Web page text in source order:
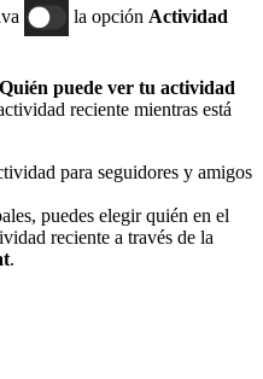
la opción Actividad
Quién puede ver tu actividad
reciente mientras está
para seguidores y amigos
puedes elegir quién en el
reciente a través de la
.